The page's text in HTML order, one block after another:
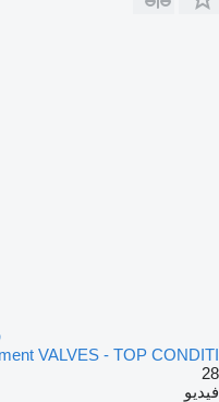
VALVES - TOP CONDITI
28
فيديو